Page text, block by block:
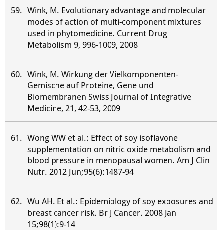
Wink, M. Evolutionary advantage and molecular
modes of action of multi-component mixtures
used in phytomedicine. Current Drug
Metabolism 9, 996-1009, 2008
Wink, M. Wirkung der Vielkomponenten-
Gemische auf Proteine, Gene und
Biomembranen Swiss Journal of Integrative
Medicine, 21, 42-53, 2009
Wong WW et al.: Effect of soy isoflavone
supplementation on nitric oxide metabolism and
blood pressure in menopausal women. Am J Clin
Nutr. 2012 Jun;95(6):1487-94
Wu AH. Et al.: Epidemiology of soy exposures and
breast cancer risk. Br J Cancer. 2008 Jan
15;98(1):9-14